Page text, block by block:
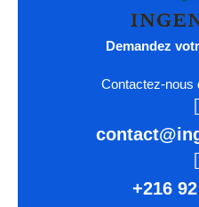
Demandez
Contactez-nous
+216